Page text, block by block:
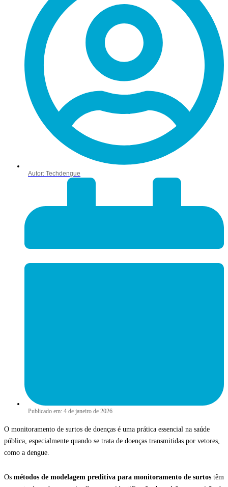
Autor: Techdengue
Publicado em: 4 de janeiro de 2026
O monitoramento de surtos de doenças é uma prática essencial na saúde
pública, especialmente quando se trata de doenças transmitidas por vetores,
como a dengue.
Os métodos de modelagem preditiva para monitoramento de surtos têm